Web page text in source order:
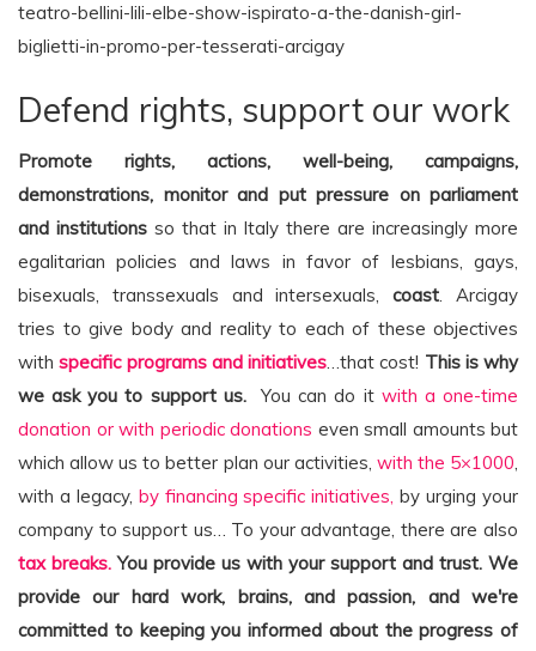
teatro-bellini-lili-elbe-show-ispirato-a-the-danish-girl-
biglietti-in-promo-per-tesserati-arcigay
Defend rights, support our work
Promote rights, actions, well-being, campaigns,
demonstrations, monitor and put pressure on parliament
and institutionsso that in Italy there are increasingly more
egalitarian policies and laws in favor of lesbians, gays,
bisexuals, transsexuals and intersexuals,coast. Arcigay
tries to give body and reality to each of these objectives
withspecific programs and initiatives…that cost! This is why
we ask you to support us.You can do it with a one-time
donation or with periodic donations even small amounts but
which allow us to better plan our activities, with the 5×1000,
with a legacy, by financing specific initiatives, by urging your
company to support us… To your advantage, there are also
tax breaks. You provide us with your support and trust. We
provide our hard work, brains, and passion, and we're
committed to keeping you informed about the progress of